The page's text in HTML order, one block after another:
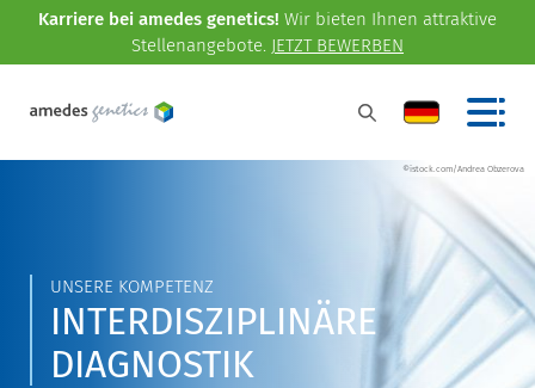
Karriere bei amedes genetics! Wir bieten Ihnen attraktive
Stellenangebote. JETZT BEWERBEN
©istock.com/Andrea Obzerova
UNSERE KOMPETENZ
INTERDISZIPLINÄRE
DIAGNOSTIK